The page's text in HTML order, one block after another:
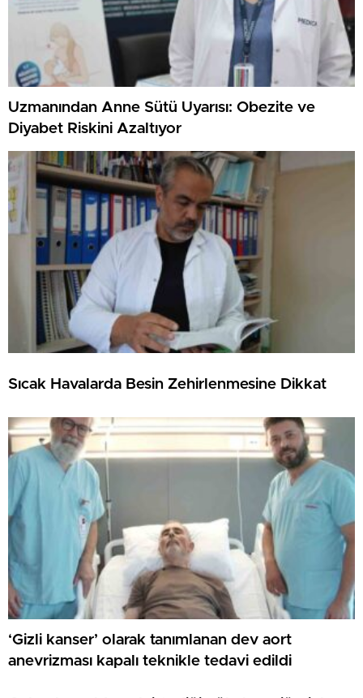
Uzmanından Anne Sütü Uyarısı: Obezite ve
Diyabet Riskini Azaltıyor
Sıcak Havalarda Besin Zehirlenmesine Dikkat
‘Gizli kanser’ olarak tanımlanan dev aort
anevrizması kapalı teknikle tedavi edildi